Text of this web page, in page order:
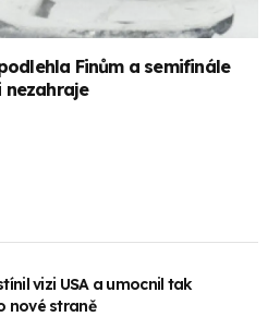
Finům a semifinále
nezahraje
vizi USA a umocnil tak
nové straně